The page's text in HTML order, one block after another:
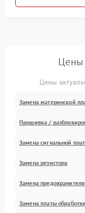
Цены
Цены
Замена материнской
Прошивка /
Замена сигнальной
Замена резистора
Замена предохранителя
Замена платы